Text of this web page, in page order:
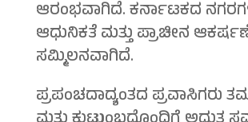
ಆರಂಭವಾಗಿದೆ. ಕರ್ನಾಟಕದ
ಆಧುನಿಕತೆ ಮತ್ತು ಪ್ರಾಚೀನ
ಸಮ್ಮಿಲನವಾಗಿದೆ.
ಪ್ರಪಂಚದಾದ್ಯಂತದ ಪ್ರವಾಸಿಗರು